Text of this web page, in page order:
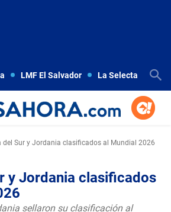
LMF El Salvador La Selecta
del Sur y Jordania clasificados al Mundial 2026
y Jordania clasificados
sellaron su clasificación al